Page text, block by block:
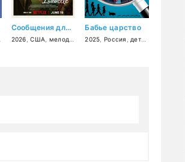
Сообщения для Изабель
2026 ,США мелодрама ,комедия
Бабье царство
2025 Россия детектив